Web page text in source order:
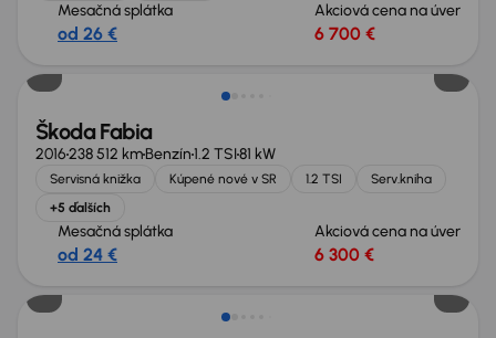
Mesačná splátka
od 26 €
Akciová cena na úver
6 700 €
Škoda Fabia
2016238 512 kmBenzín1.2 TSI81 kW
Servisná knižka Kúpené nové v SR 1.2 TSI
Serv.kniha
+5 ďalších
Mesačná splátka
od 24 €
Akciová cena na úver
6 300 €